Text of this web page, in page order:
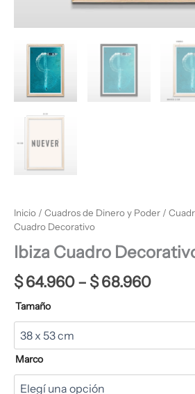
Inicio / Cuadros de Dinero y Poder /
Cuadro Decorativo
Ibiza Cuadro
$64.960– $68.960
Tamaño
Marco